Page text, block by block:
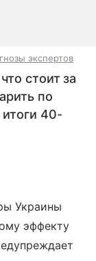
экспертов
стоит за
по
40-
Украины
эффекту